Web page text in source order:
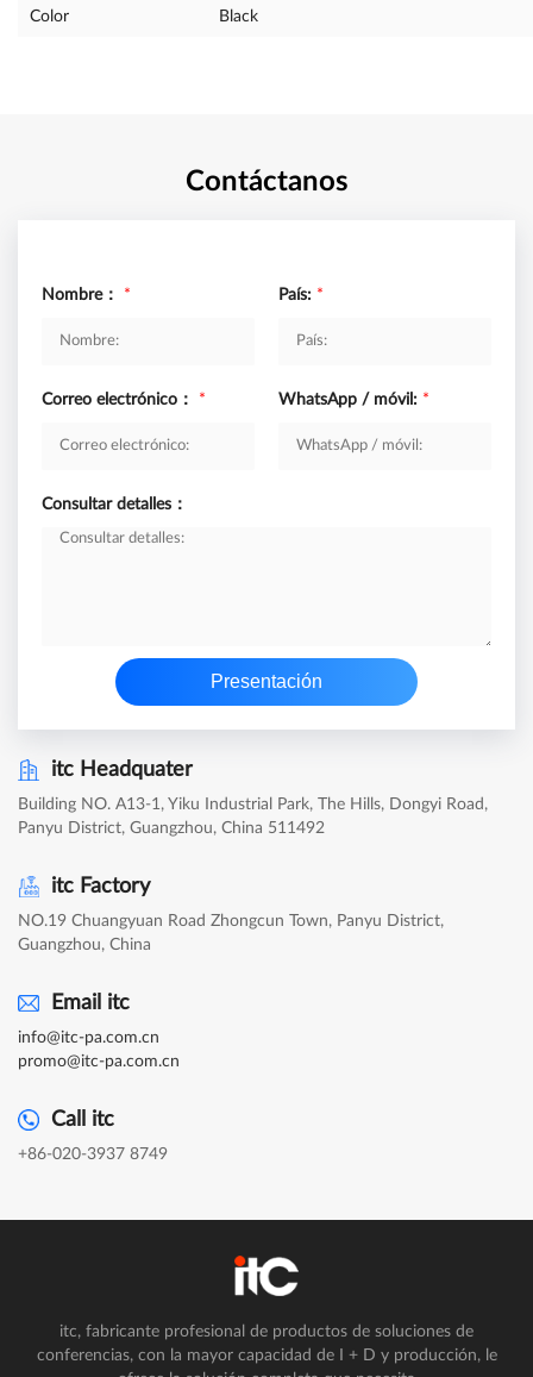
Color Black
Contáctanos
Nombre： * País: *
Correo electrónico： * WhatsApp / móvil: *
Consultar detalles：
Presentación
itc Headquater
Building NO. A13-1, Yiku Industrial Park, The Hills, Dongyi Road,
Panyu District, Guangzhou, China 511492
itc Factory
NO.19 Chuangyuan Road Zhongcun Town, Panyu District,
Guangzhou, China
Email itc
info@itc-pa.com.cn
promo@itc-pa.com.cn
Call itc
+86-020-3937 8749
itc, fabricante profesional de productos de soluciones de
conferencias, con la mayor capacidad de I + D y producción, le